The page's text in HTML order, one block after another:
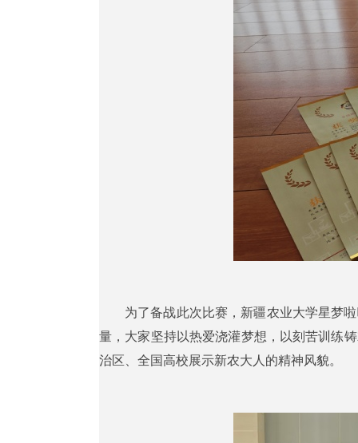
为了备战此次比赛，新疆农业大学星梦
量，大家坚持以热爱浇灌梦想，以刻苦训练
治区、全国高校展示新农大人的精神风貌。